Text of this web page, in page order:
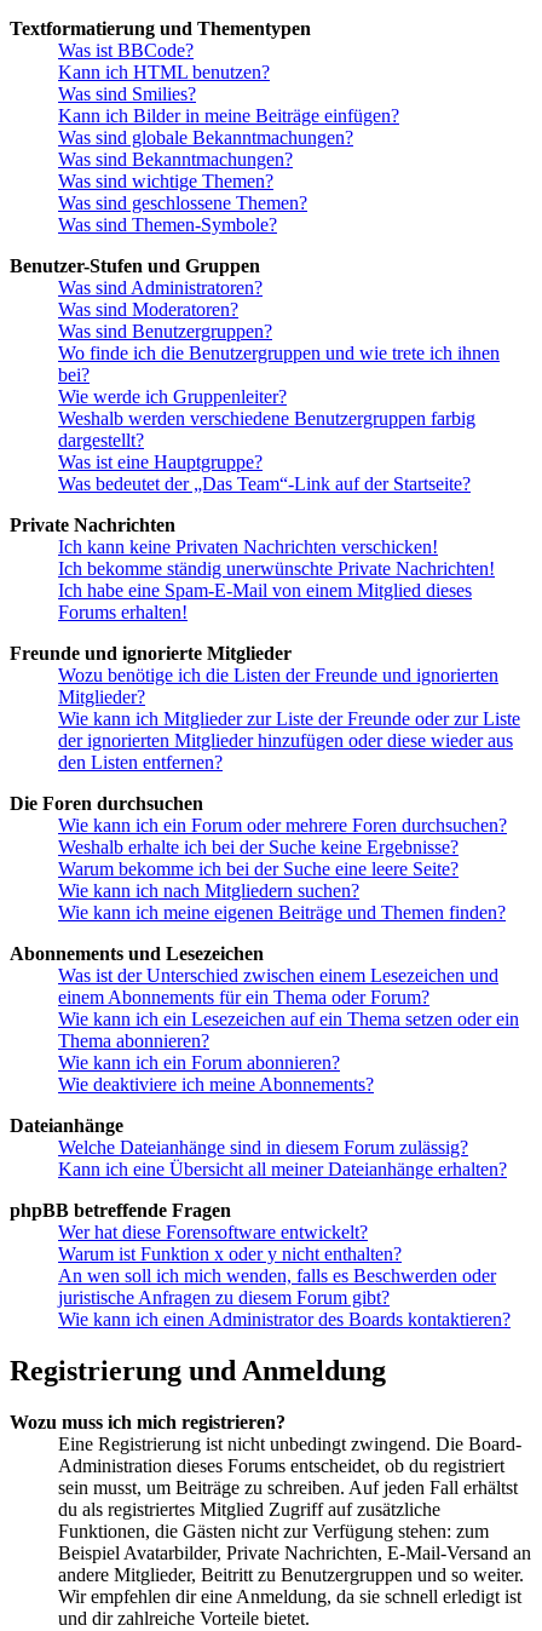
Textformatierung und Thementypen
Was ist BBCode?
Kann ich HTML benutzen?
Was sind Smilies?
Kann ich Bilder in meine Beiträge einfügen?
Was sind globale Bekanntmachungen?
Was sind Bekanntmachungen?
Was sind wichtige Themen?
Was sind geschlossene Themen?
Was sind Themen-Symbole?
Benutzer-Stufen und Gruppen
Was sind Administratoren?
Was sind Moderatoren?
Was sind Benutzergruppen?
Wo finde ich die Benutzergruppen und wie trete ich ihnen
bei?
Wie werde ich Gruppenleiter?
Weshalb werden verschiedene Benutzergruppen farbig
dargestellt?
Was ist eine Hauptgruppe?
Was bedeutet der „Das Team“-Link auf der Startseite?
Private Nachrichten
Ich kann keine Privaten Nachrichten verschicken!
Ich bekomme ständig unerwünschte Private Nachrichten!
Ich habe eine Spam-E-Mail von einem Mitglied dieses
Forums erhalten!
Freunde und ignorierte Mitglieder
Wozu benötige ich die Listen der Freunde und ignorierten
Mitglieder?
Wie kann ich Mitglieder zur Liste der Freunde oder zur Liste
der ignorierten Mitglieder hinzufügen oder diese wieder aus
den Listen entfernen?
Die Foren durchsuchen
Wie kann ich ein Forum oder mehrere Foren durchsuchen?
Weshalb erhalte ich bei der Suche keine Ergebnisse?
Warum bekomme ich bei der Suche eine leere Seite?
Wie kann ich nach Mitgliedern suchen?
Wie kann ich meine eigenen Beiträge und Themen finden?
Abonnements und Lesezeichen
Was ist der Unterschied zwischen einem Lesezeichen und
einem Abonnements für ein Thema oder Forum?
Wie kann ich ein Lesezeichen auf ein Thema setzen oder ein
Thema abonnieren?
Wie kann ich ein Forum abonnieren?
Wie deaktiviere ich meine Abonnements?
Dateianhänge
Welche Dateianhänge sind in diesem Forum zulässig?
Kann ich eine Übersicht all meiner Dateianhänge erhalten?
phpBB betreffende Fragen
Wer hat diese Forensoftware entwickelt?
Warum ist Funktion x oder y nicht enthalten?
An wen soll ich mich wenden, falls es Beschwerden oder
juristische Anfragen zu diesem Forum gibt?
Wie kann ich einen Administrator des Boards kontaktieren?
Registrierung und Anmeldung
Wozu muss ich mich registrieren?
Eine Registrierung ist nicht unbedingt zwingend. Die Board-
Administration dieses Forums entscheidet, ob du registriert
sein musst, um Beiträge zu schreiben. Auf jeden Fall erhältst
du als registriertes Mitglied Zugriff auf zusätzliche
Funktionen, die Gästen nicht zur Verfügung stehen: zum
Beispiel Avatarbilder, Private Nachrichten, E-Mail-Versand an
andere Mitglieder, Beitritt zu Benutzergruppen und so weiter.
Wir empfehlen dir eine Anmeldung, da sie schnell erledigt ist
und dir zahlreiche Vorteile bietet.